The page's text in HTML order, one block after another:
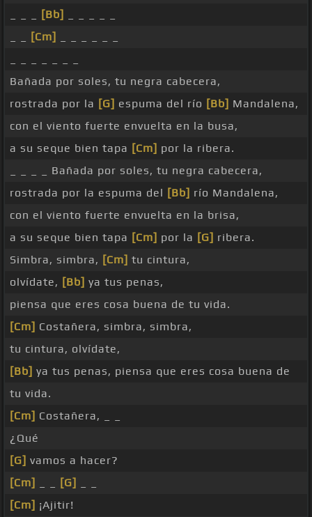
[Bb]
[Cm]
Bañada por soles, tu negra cabecera,
rostrada por la [G] espuma del río [Bb] Mandalena,
con el viento fuerte envuelta en la busa,
a su seque bien tapa [Cm] por la ribera.
_ _ _ _ Bañada por soles, tu negra cabecera,
rostrada por la espuma del [Bb] río Mandalena,
con el viento fuerte envuelta en la brisa,
a su seque bien tapa [Cm] por la [G] ribera.
Simbra, simbra, [Cm] tu cintura,
olvídate, [Bb] ya tus penas,
piensa que eres cosa buena de tu vida.
[Cm] Costañera, simbra, simbra,
tu cintura, olvídate,
[Bb] ya tus penas, piensa que eres cosa buena de
tu vida.
[Cm] Costañera, _ _
¿Qué
[G] vamos a hacer?
[Cm]
[G]
[Cm] ¡Ajitir!